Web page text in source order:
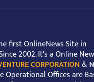
first OnlineNews Site in
2002. It's a Online
CORPORATION&
Operational Offices are